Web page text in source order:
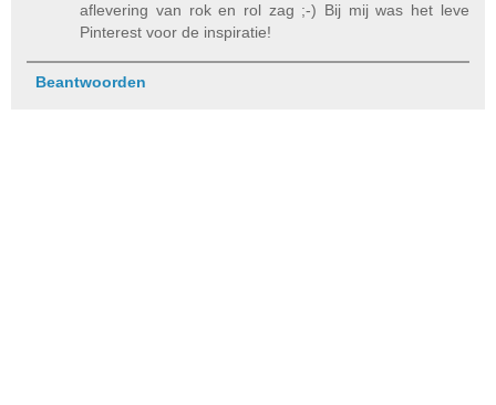
aflevering van rok en rol zag ;-) Bij mij was het leve
Pinterest voor de inspiratie!
Beantwoorden